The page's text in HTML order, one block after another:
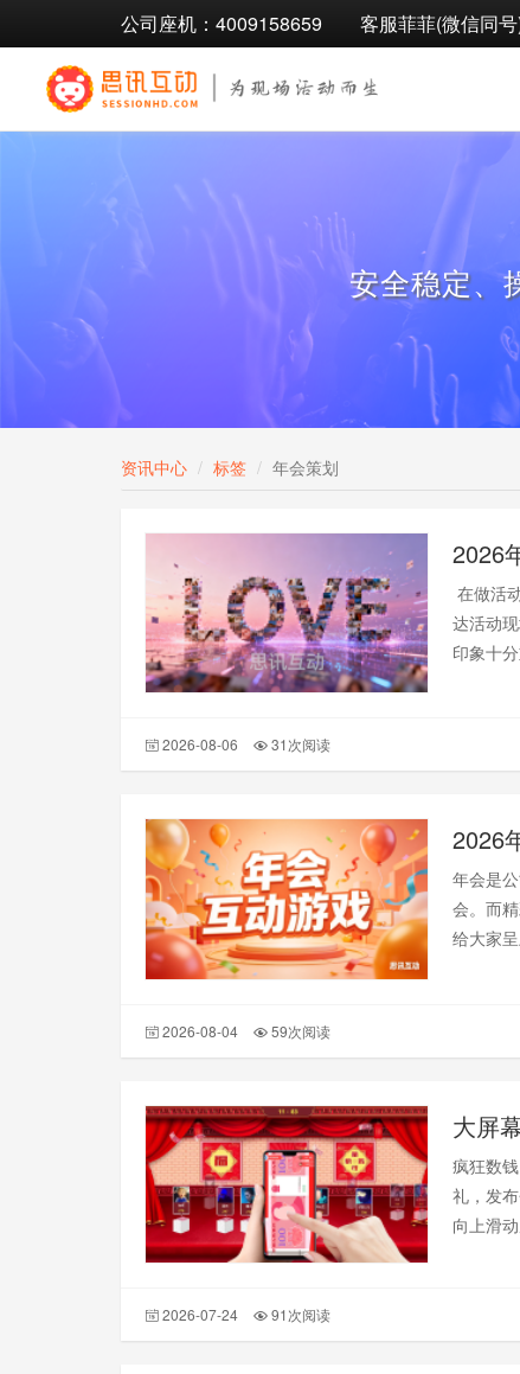
公司座机：4009158659 客服菲菲(微信同
安全稳定、
资讯中心 标签 年会策划
2026
在做活
达活动
印象十
2026-08-06 31次阅读
2026
年会是
会。而
给大家
2026-08-04 59次阅读
大屏
疯狂数
礼，发
向上滑
2026-07-24 91次阅读